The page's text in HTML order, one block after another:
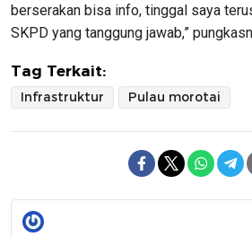
berserakan bisa info, tinggal saya
SKPD yang tanggung jawab,”
Tag Terkait:
Infrastruktur Pulau morotai